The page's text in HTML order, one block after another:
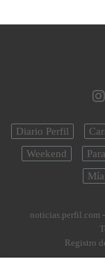
Diario Perfil
Weekend
Mía
noticias.perfil.com
Registro